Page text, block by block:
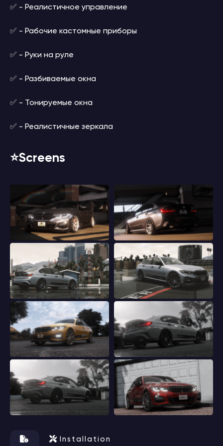
✅ - Реалистичное управление
✅ - Рабочие кастомные приборы
✅ - Руки на руле
✅ - Разбиваемые окна
✅ - Тонируемые окна
✅ - Реалистичные зеркала
⭐️Screens
Installation